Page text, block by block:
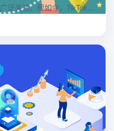
泛关注。现如今，TikTok商
地区，因此了解官方网站